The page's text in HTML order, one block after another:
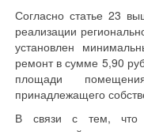
Согласно статье 23
реализации
установлен
ремонт в сумме 5,90
площади
принадлежащего
В связи с тем, что